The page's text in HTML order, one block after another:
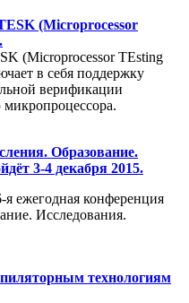
(Microprocessor
(Microprocessor TEsting
в себя поддержку
верификации
Образование.
3-4 декабря 2015.
я ежегодная конференция
Исследования.
технологиям